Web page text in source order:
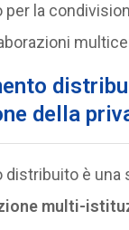
per la
della
distribuito è
multi-